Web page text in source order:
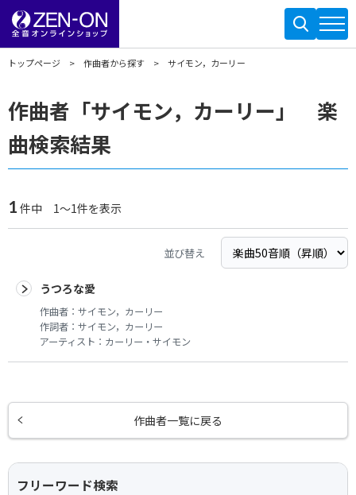
トップページ 作曲者から探す サイモン，カーリー
作曲者「サイモン，カーリー」 楽
曲検索結果
1 件中 1～1件を表示
並び替え
うつろな愛
作曲者： サイモン，カーリー
作詞者： サイモン，カーリー
アーティスト： カーリー・サイモン
作曲者一覧に戻る
フリーワード検索